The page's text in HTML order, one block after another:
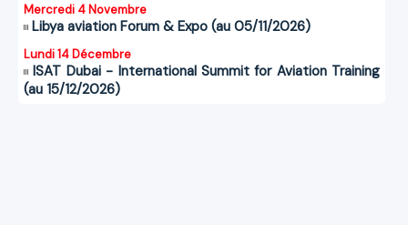
Mercredi 4 Novembre
Libya aviation Forum & Expo (au 05/11/2026)
Lundi 14 Décembre
ISAT Dubai - International Summit for Aviation Training
(au 15/12/2026)